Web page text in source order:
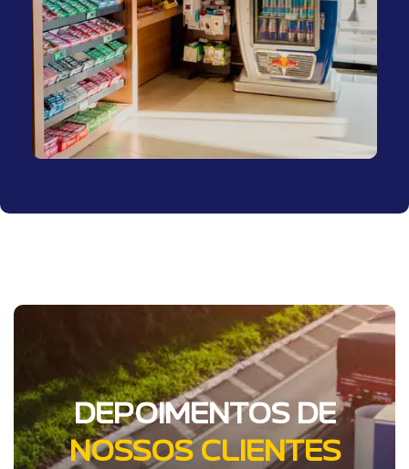
DEPOIMENTOS DE
NOSSOS CLIENTES